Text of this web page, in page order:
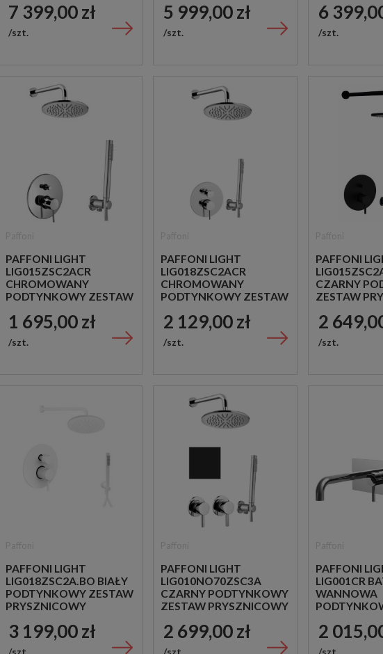
7 399,00 zł
szt.
5 999,00 zł
szt.
6
szt.
PAFFONI LIGHT
LIG015ZSC2ACR
CHROMOWANY
PODTYNKOWY ZESTAW
1 695,00 zł
szt.
PAFFONI LIGHT
LIG018ZSC2ACR
CHROMOWANY
PODTYNKOWY ZESTAW
2 129,00 zł
szt.
PAFFONI
CZARNY
ZESTAW
2
szt.
PAFFONI LIGHT
LIG018ZSC2A.BO BIAŁY
PODTYNKOWY ZESTAW
PRYSZNICOWY
3 199,00 zł
PAFFONI LIGHT
LIG010NO70ZSC3A
CZARNY PODTYNKOWY
ZESTAW PRYSZNICOWY
2 699,00 zł
PAFFONI
LIG001CR
WANNOWA
CHROM
2